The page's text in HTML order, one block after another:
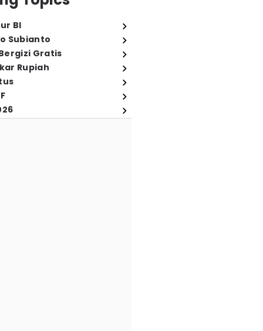
BI
Subianto
Gratis
Rupiah